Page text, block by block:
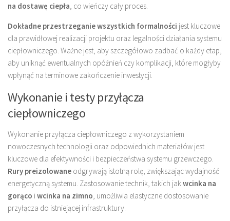
na dostawę ciepła, co wieńczy cały proces.
Dokładne przestrzeganie wszystkich formalności jest kluczowe
dla prawidłowej realizacji projektu oraz legalności działania systemu
ciepłowniczego. Ważne jest, aby szczegółowo zadbać o każdy etap,
aby uniknąć ewentualnych opóźnień czy komplikacji, które mogłyby
wpłynąć na terminowe zakończenie inwestycji.
Wykonanie i testy przyłącza
ciepłowniczego
Wykonanie przyłącza ciepłowniczego z wykorzystaniem
nowoczesnych technologii oraz odpowiednich materiałów jest
kluczowe dla efektywności i bezpieczeństwa systemu grzewczego.
Rury preizolowane odgrywają istotną rolę, zwiększając wydajność
energetyczną systemu. Zastosowanie technik, takich jakwcinka na
gorąco iwcinka na zimno, umożliwia elastyczne dostosowanie
przyłącza do istniejącej infrastruktury.